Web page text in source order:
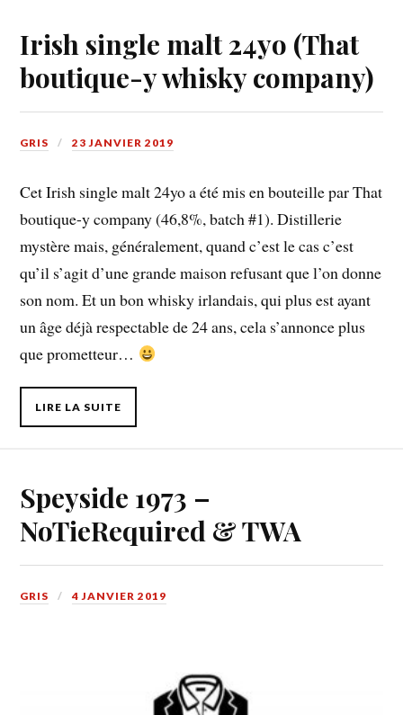
Irish single malt 24yo (That
boutique-y whisky company)
GRIS 23 JANVIER 2019
Cet Irish single malt 24yo a été mis en bouteille par That
boutique-y company (46,8%, batch #1). Distillerie
mystère mais, généralement, quand c’est le cas c’est
qu’il s’agit d’une grande maison refusant que l’on donne
son nom. Et un bon whisky irlandais, qui plus est ayant
un âge déjà respectable de 24 ans, cela s’annonce plus
que prometteur…
LIRE LA SUITE
Speyside 1973 –
NoTieRequired & TWA
GRIS 4 JANVIER 2019